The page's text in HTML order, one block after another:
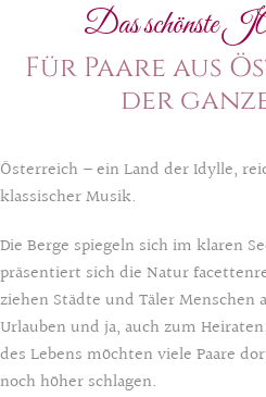
Das schönste
Für Paare aus
der
Österreich – ein Land der Idylle,
klassischer Musik.
Die Berge spiegeln sich im klaren
präsentiert sich die Natur
ziehen Städte und Täler Menschen
Urlauben und ja, auch zum
des Lebens möchten viele Paare
noch höher schlagen.